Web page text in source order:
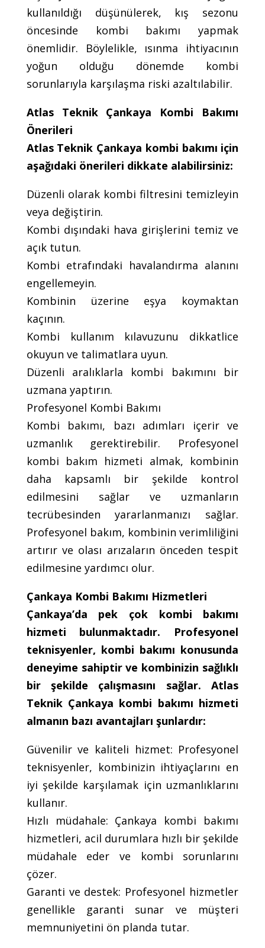
kullanıldığı düşünülerek, kış sezonu
öncesinde kombi bakımı yapmak
önemlidir. Böylelikle, ısınma ihtiyacının
yoğun olduğu dönemde kombi
sorunlarıyla karşılaşma riski azaltılabilir.
Atlas Teknik Çankaya Kombi Bakımı
Önerileri
Atlas Teknik Çankaya kombi bakımı için
aşağıdaki önerileri dikkate alabilirsiniz:
Düzenli olarak kombi filtresini temizleyin
veya değiştirin.
Kombi dışındaki hava girişlerini temiz ve
açık tutun.
Kombi etrafındaki havalandırma alanını
engellemeyin.
Kombinin üzerine eşya koymaktan
kaçının.
Kombi kullanım kılavuzunu dikkatlice
okuyun ve talimatlara uyun.
Düzenli aralıklarla kombi bakımını bir
uzmana yaptırın.
Profesyonel Kombi Bakımı
Kombi bakımı, bazı adımları içerir ve
uzmanlık gerektirebilir. Profesyonel
kombi bakım hizmeti almak, kombinin
daha kapsamlı bir şekilde kontrol
edilmesini sağlar ve uzmanların
tecrübesinden yararlanmanızı sağlar.
Profesyonel bakım, kombinin verimliliğini
artırır ve olası arızaların önceden tespit
edilmesine yardımcı olur.
Çankaya Kombi Bakımı Hizmetleri
Çankaya’da pek çok kombi bakımı
hizmeti bulunmaktadır. Profesyonel
teknisyenler, kombi bakımı konusunda
deneyime sahiptir ve kombinizin sağlıklı
bir şekilde çalışmasını sağlar. Atlas
Teknik Çankaya kombi bakımı hizmeti
almanın bazı avantajları şunlardır:
Güvenilir ve kaliteli hizmet: Profesyonel
teknisyenler, kombinizin ihtiyaçlarını en
iyi şekilde karşılamak için uzmanlıklarını
kullanır.
Hızlı müdahale: Çankaya kombi bakımı
hizmetleri, acil durumlara hızlı bir şekilde
müdahale eder ve kombi sorunlarını
çözer.
Garanti ve destek: Profesyonel hizmetler
genellikle garanti sunar ve müşteri
memnuniyetini ön planda tutar.